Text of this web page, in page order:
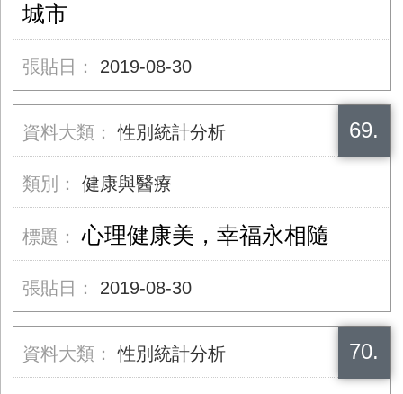
城市
2019-08-30
69.
性別統計分析
健康與醫療
心理健康美，幸福永相隨
2019-08-30
70.
性別統計分析